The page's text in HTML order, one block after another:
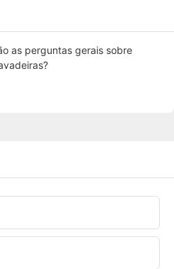
as perguntas gerais sobre